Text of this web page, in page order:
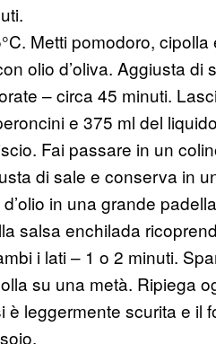
Metti pomodoro,
olio d’oliva. Aggiusta
– circa 45 minuti.
e 375 ml del
Fai passare in un
di sale e conserva in
in una grande
salsa enchilada
i lati – 1 o 2 minuti.
su una metà. Ripiega
leggermente scurita e il